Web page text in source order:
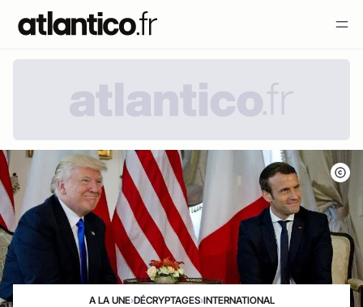
A LA UNE›DÉCRYPTAGES›INTERNATIONAL